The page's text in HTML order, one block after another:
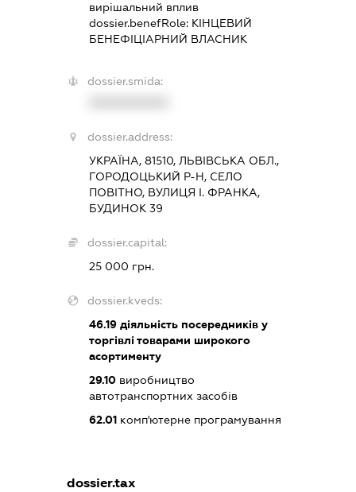
вирішальний вплив
dossier.benefRole: КІНЦЕВИЙ
БЕНЕФІЦІАРНИЙ ВЛАСНИК
dossier.smida:
dossier.address:
УКРАЇНА, 81510, ЛЬВІВСЬКА ОБЛ.,
ГОРОДОЦЬКИЙ Р-Н, СЕЛО
ПОВІТНО, ВУЛИЦЯ І. ФРАНКА,
БУДИНОК 39
dossier.capital:
25 000 грн.
dossier.kveds:
46.19діяльність посередників у
торгівлі товарами широкого
асортименту
29.10виробництво
автотранспортних засобів
62.01комп'ютерне програмування
dossier.tax